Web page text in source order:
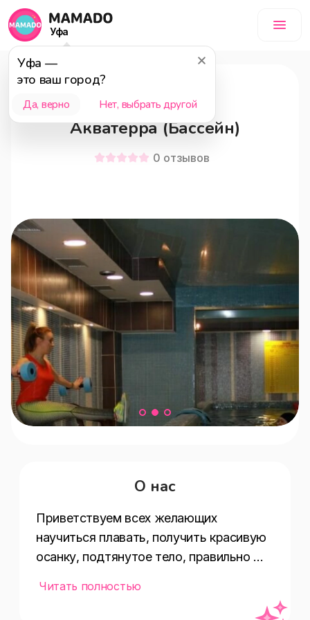
Уфа
Уфа —
это ваш город?
Да, верно Нет, выбрать другой
Акватерра (Бассейн)
0 отзывов
О нас
Приветствуем всех желающих
научиться плавать, получить красивую
осанку, подтянутое тело, правильно
Читать полностью